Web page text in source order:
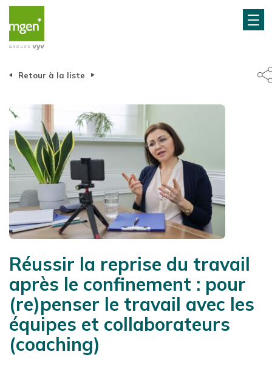
Retour à la liste
Réussir la reprise du travail
après le confinement : pour
(re)penser le travail avec les
équipes et collaborateurs
(coaching)